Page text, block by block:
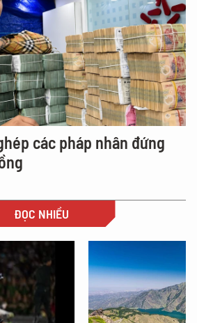
các pháp nhân đứng
ĐỌC NHIỀU